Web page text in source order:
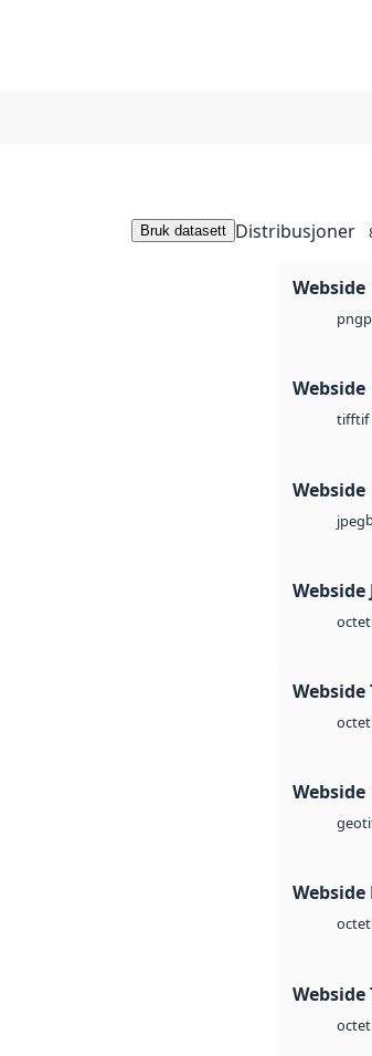
Bruk datasett Distribusjoner
Webside
png
Webside
tifftif
Webside
jpeg
Webside
octet
Webside
octet
Webside
Webside
octet
Webside
octet